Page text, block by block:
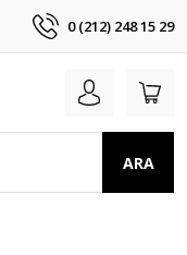
0 (212) 248 15 29
ARA